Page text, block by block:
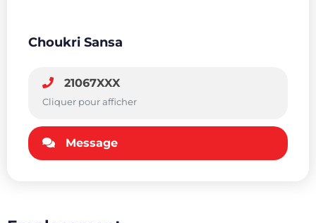
Choukri Sansa
21067XXX
Cliquer pour afficher
Message